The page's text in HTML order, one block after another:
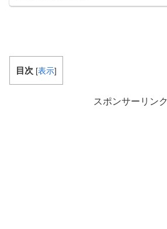
目次 [表示]
スポンサーリンク